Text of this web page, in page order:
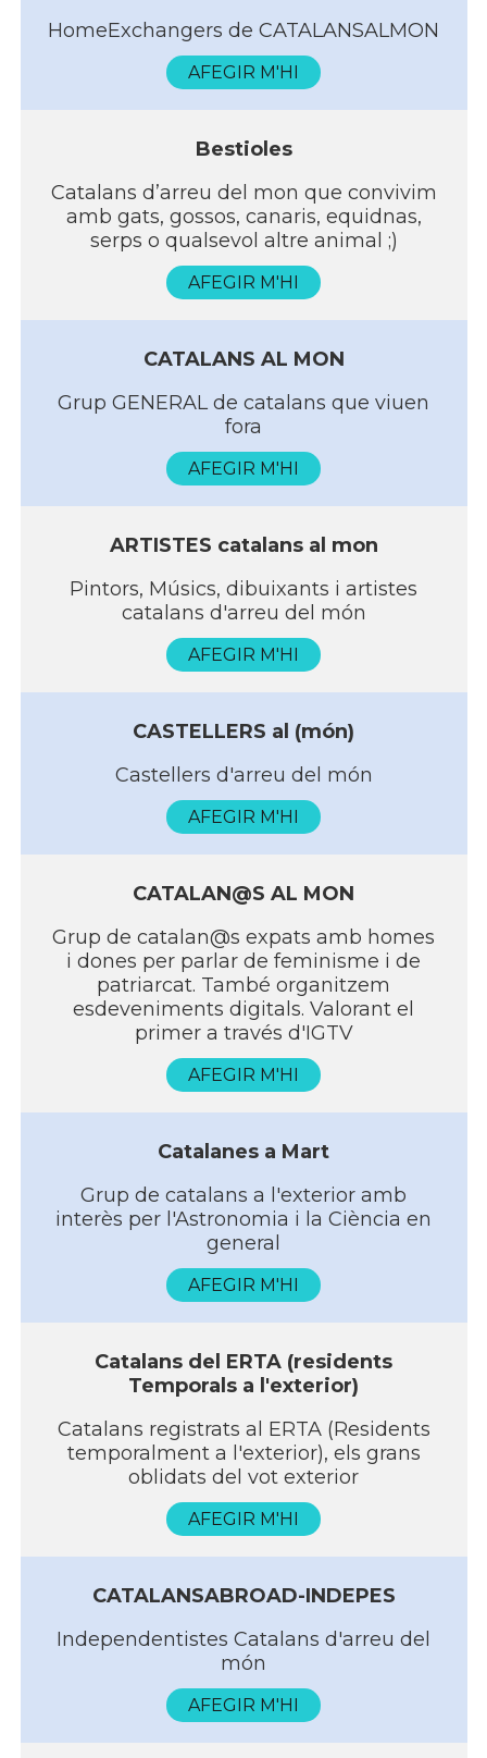
HomeExchangers de CATALANSALMON
AFEGIR M'HI
Bestioles
Catalans d’arreu del mon que convivim
amb gats, gossos, canaris, equidnas,
serps o qualsevol altre animal ;)
AFEGIR M'HI
CATALANS AL MON
Grup GENERAL de catalans que viuen
fora
AFEGIR M'HI
ARTISTES catalans al mon
Pintors, Músics, dibuixants i artistes
catalans d'arreu del món
AFEGIR M'HI
CASTELLERS al (món)
Castellers d'arreu del món
AFEGIR M'HI
CATALAN@S AL MON
Grup de catalan@s expats amb homes
i dones per parlar de feminisme i de
patriarcat. També organitzem
esdeveniments digitals. Valorant el
primer a través d'IGTV
AFEGIR M'HI
Catalanes a Mart
Grup de catalans a l'exterior amb
interès per l'Astronomia i la Ciència en
general
AFEGIR M'HI
Catalans del ERTA (residents
Temporals a l'exterior)
Catalans registrats al ERTA (Residents
temporalment a l'exterior), els grans
oblidats del vot exterior
AFEGIR M'HI
CATALANSABROAD-INDEPES
Independentistes Catalans d'arreu del
món
AFEGIR M'HI